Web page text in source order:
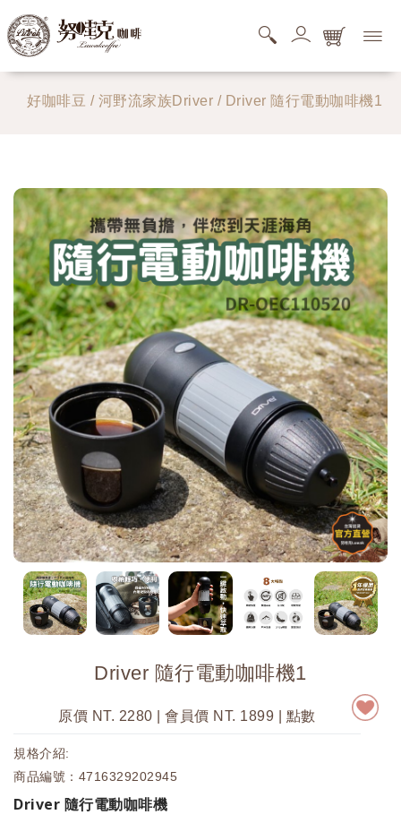
好咖啡豆 / 河野流家族Driver / Driver 隨行電動咖啡機1
Driver 隨行電動咖啡機1
原價 NT. 2280 | 會員價 NT. 1899 | 點數
規格介紹:
商品編號：4716329202945
Driver 隨行電動咖啡機
您的搜尋清單還是空的。
購物商品清單